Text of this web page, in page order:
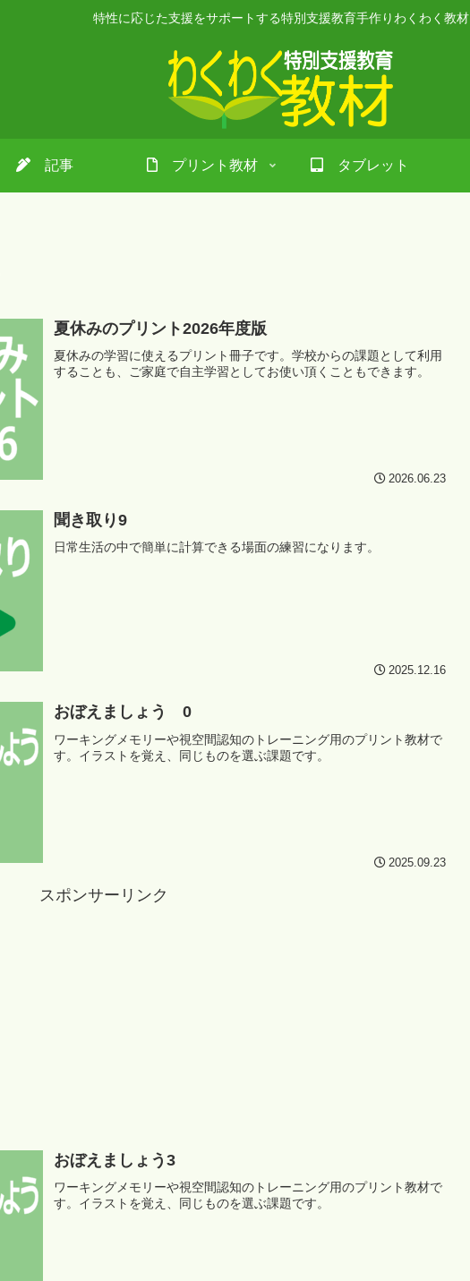
特性に応じた支援をサポートする特別支援教育手作りわくわく教材
記事 プリント教材 タブレット
夏休みのプリント2026年度版
夏休みの学習に使えるプリント冊子です。学校からの課題として利用
することも、ご家庭で自主学習としてお使い頂くこともできます。
2026.06.23
聞き取り9
日常生活の中で簡単に計算できる場面の練習になります。
2025.12.16
おぼえましょう 0
ワーキングメモリーや視空間認知のトレーニング用のプリント教材で
す。イラストを覚え、同じものを選ぶ課題です。
2025.09.23
スポンサーリンク
おぼえましょう3
ワーキングメモリーや視空間認知のトレーニング用のプリント教材で
す。イラストを覚え、同じものを選ぶ課題です。